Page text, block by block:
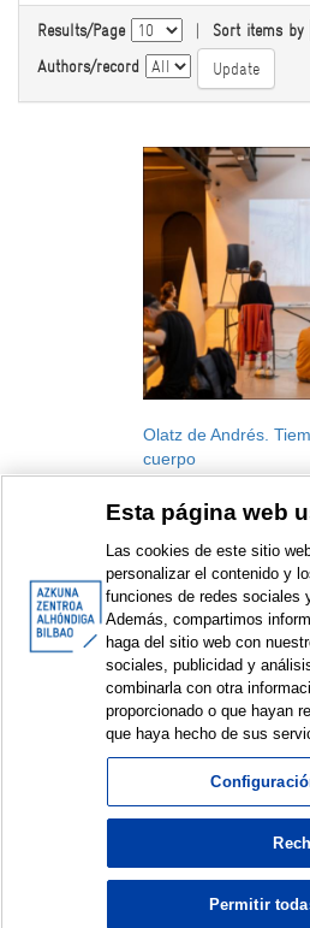
Results/Page | Sort items by
Authors/record
Olatz de Andrés.
cuerpo
Artistic residency
2024
< Items sorted by:
© Azkuna Zentroa - Alhóndiga Bilbao
Esta página web
Las cookies de este sitio
personalizar el contenido y
funciones de redes sociales
Además, compartimos
haga del sitio web con
sociales, publicidad y
combinarla con otra
proporcionado o que hayan
que haya hecho de sus
Permitir